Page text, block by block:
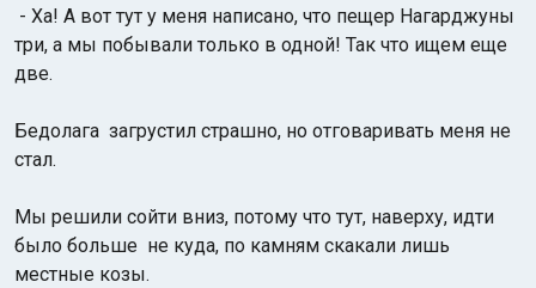
- Ха! А вот тут у меня написано, что пещер Нагарджуны
три, а мы побывали только в одной! Так что ищем еще
две.
Бедолага загрустил страшно, но отговаривать меня не
стал.
Мы решили сойти вниз, потому что тут, наверху, идти
было больше не куда, по камням скакали лишь
местные козы.